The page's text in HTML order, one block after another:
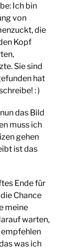
Ich bin
von
die
Kopf
Sie sind
hat
: )
das Bild
muss ich
gehen
ist das
Ende für
Chance
meine
warten,
empfehlen
was ich